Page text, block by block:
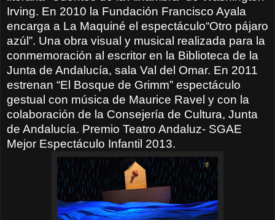
Irving. En 2010 la Fundación Francisco Ayala
encarga a La Maquiné el espectáculo“Otro pájaro
azúl”. Una obra visual y musical realizada para la
conmemoración al escritor en la Biblioteca de la
Junta de Andalucía, sala Val del Omar. En 2011
estrenan “El Bosque de Grimm” espectáculo
gestual con música de Maurice Ravel y con la
colaboración de la Consejería de Cultura, Junta
de Andalucía. Premio Teatro Andaluz- SGAE
Mejor Espectáculo Infantil 2013.